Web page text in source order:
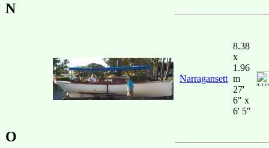
N
Narragansett
8.38
x
1.96
m
27'
6" x
6' 5"
O